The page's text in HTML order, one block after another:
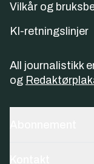
Vilkår og
KI-retningslinjer
All journalistikk
og